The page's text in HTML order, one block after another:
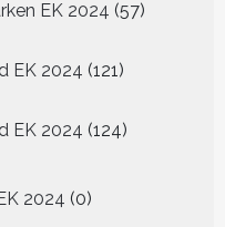
EK 2024 5757
EK 2024 121121
EK 2024 124124
2024 0
producten